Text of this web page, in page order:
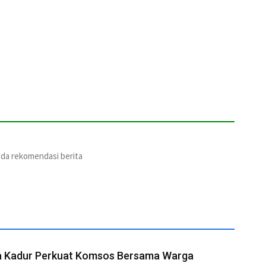
rekomendasi berita
Kadur Perkuat Komsos Bersama Warga